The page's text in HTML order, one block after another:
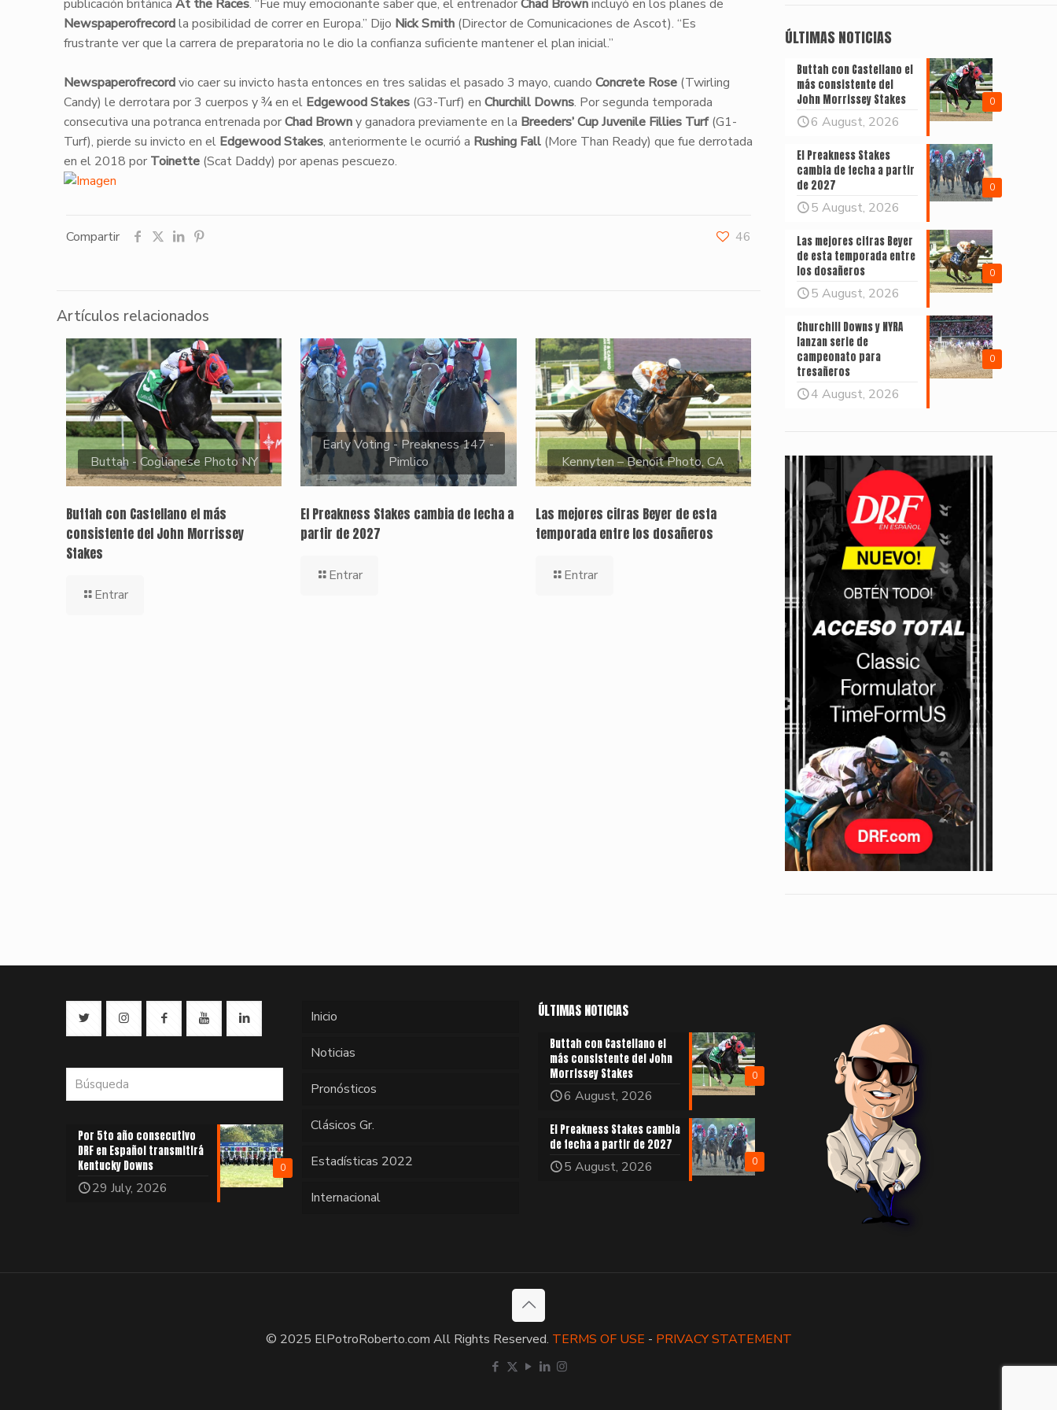
publicación británica At the Races. “Fue muy emocionante saber que, el entrenadorChad Brownincluyó en los planes de
Newspaperofrecordla posibilidad de correr en Europa.” Dijo Nick Smith(Director de Comunicaciones de Ascot). “Es
frustrante ver que la carrera de preparatoria no le dio la confianza suficiente mantener el plan inicial.”
Newspaperofrecordvio caer su invicto hasta entonces en tres salidas el pasado 3 mayo, cuando Concrete Rose(Twirling
Candy) le derrotara por 3 cuerpos y ¾ en el Edgewood Stakes(G3-Turf) en Churchill Downs. Por segunda temporada
consecutiva una potranca entrenada porChad Browny ganadora previamente en la Breeders’ Cup Juvenile Fillies Turf(G1-
Turf), pierde su invicto en el Edgewood Stakes, anteriormente le ocurrió a Rushing Fall (More Than Ready) que fue derrotada
en el 2018 por Toinette(Scat Daddy) por apenas pescuezo.
Compartir 46
Artículos relacionados
Buttah - Coglianese Photo NY
Buttah con Castellano el más
consistente del John Morrissey
Stakes
Entrar
Early Voting - Preakness 147 -
Pimlico
El Preakness Stakes cambia de fecha a
partir de 2027
Entrar
Kennyten – Benoit Photo, CA
Las mejores cifras Beyer de esta
temporada entre los dosañeros
Entrar
ÚLTIMAS NOTICIAS
0
Buttah con Castellano el
más consistente del
John Morrissey Stakes
6 August, 2026
0
El Preakness Stakes
cambia de fecha a partir
de 2027
5 August, 2026
0
Las mejores cifras Beyer
de esta temporada entre
los dosañeros
5 August, 2026
0
Churchill Downs y NYRA
lanzan serie de
campeonato para
tresañeros
4 August, 2026
0
Por 5to año consecutivo
DRF en Español transmitirá
Kentucky Downs
29 July, 2026
Inicio
Noticias
Pronósticos
Clásicos Gr.
Estadísticas 2022
Internacional
ÚLTIMAS NOTICIAS
0
Buttah con Castellano el
más consistente del John
Morrissey Stakes
6 August, 2026
0
El Preakness Stakes cambia
de fecha a partir de 2027
5 August, 2026
© 2025 ElPotroRoberto.com All Rights Reserved. TERMS OF USE - PRIVACY STATEMENT